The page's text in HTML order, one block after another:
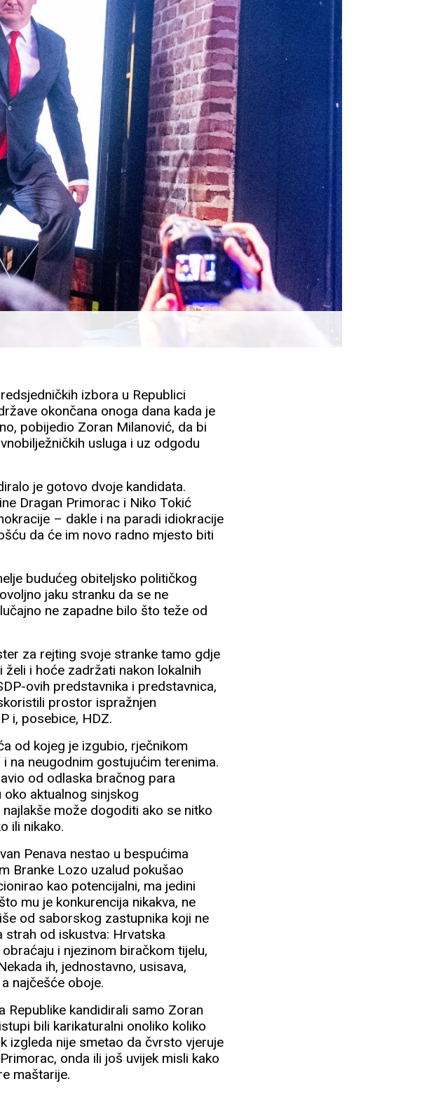
izbora u Republici
okončana onoga dana kada je
pobijedio Zoran Milanović, da bi
usluga i uz odgodu
je gotovo dvoje kandidata.
Dragan Primorac i Niko Tokić
– dakle i na paradi idiokracije
da će im novo radno mjesto biti
budućeg obiteljsko političkog
jaku stranku da se ne
ne zapadne bilo što teže od
za rejting svoje stranke tamo gdje
i hoće zadržati nakon lokalnih
ovih predstavnika i predstavnica,
prostor ispražnjen
i, posebice, HDZ.
od kojeg je izgubio, rječnikom
na neugodnim gostujućim terenima.
od odlaska bračnog para
aktualnog sinjskog
može dogoditi ako se nitko
ili nikako.
Penava nestao u bespućima
Branke Lozo uzalud pokušao
kao potencijalni, ma jedini
mu je konkurencija nikakva, ne
od saborskog zastupnika koji ne
strah od iskustva: Hrvatska
i njezinom biračkom tijelu,
ih, jednostavno, usisava,
najčešće oboje.
Republike kandidirali samo Zoran
bili karikaturalni onoliko koliko
izgleda nije smetao da čvrsto vjeruje
onda ili još uvijek misli kako
maštarije.